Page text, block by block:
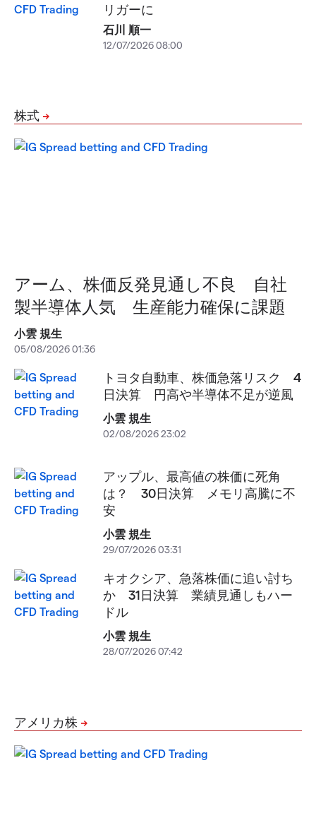
リガーに
石川 順一
12/07/2026 08:00
株式
アーム、株価反発見通し不良 自社
製半導体人気 生産能力確保に課題
小雲 規生
05/08/2026 01:36
トヨタ自動車、株価急落リスク 4
日決算 円高や半導体不足が逆風
小雲 規生
02/08/2026 23:02
アップル、最高値の株価に死角
は？ 30日決算 メモリ高騰に不
安
小雲 規生
29/07/2026 03:31
キオクシア、急落株価に追い討ち
か 31日決算 業績見通しもハー
ドル
小雲 規生
28/07/2026 07:42
アメリカ株